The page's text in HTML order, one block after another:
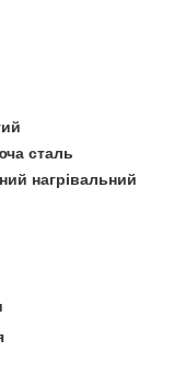
сталь
нагрівальний